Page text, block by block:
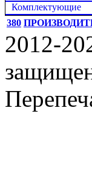
Комплектующие
380
2012-